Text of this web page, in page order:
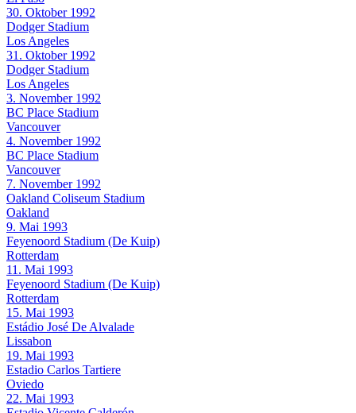
30. Oktober 1992
Dodger Stadium
Los Angeles
31. Oktober 1992
Dodger Stadium
Los Angeles
3. November 1992
BC Place Stadium
Vancouver
4. November 1992
BC Place Stadium
Vancouver
7. November 1992
Oakland Coliseum Stadium
Oakland
9. Mai 1993
Feyenoord Stadium (De Kuip)
Rotterdam
11. Mai 1993
Feyenoord Stadium (De Kuip)
Rotterdam
15. Mai 1993
Estádio José De Alvalade
Lissabon
19. Mai 1993
Estadio Carlos Tartiere
Oviedo
22. Mai 1993